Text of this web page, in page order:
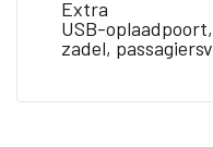
Extra
USB-
zadel,